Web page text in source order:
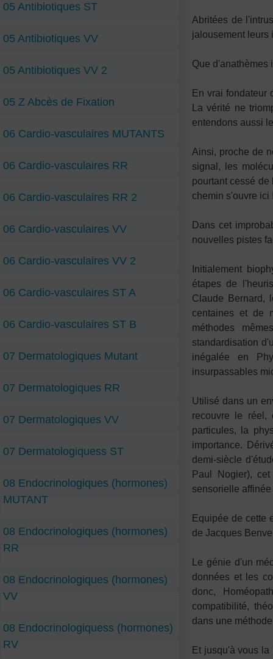
Abritées de
jalousement leurs
Que d'anathèmes
En vrai fondateur
La vérité ne
entendons aussi
Ainsi, proche de
signal, les
pourtant cessé
chemin s'ouvre ici
Dans cet
nouvelles pistes
Initialement
étapes de
Claude Bernard,
centaines et de
méthodes
standardisation
inégalée en
insurpassables
Utilisé dans un
recouvre le réel,
particules, la
importance.
demi-siècle
Paul Nogier),
sensorielle
Equipée de cette
de Jacques
Le génie d'un
données et les
donc,
compatibilité,
dans une
Et jusqu'à vous
05 Antibiotiques ST
05 Antibiotiques VV
05 Antibiotiques VV 2
05 Z Abcès de Fixation
06 Cardio-vasculaires MUTANTS
06 Cardio-vasculaires RR
06 Cardio-vasculaires RR 2
06 Cardio-vasculaires VV
06 Cardio-vasculaires VV 2
06 Cardio-vasculaires ST A
06 Cardio-vasculaires ST B
07 Dermatologiques Mutant
07 Dermatologiques RR
07 Dermatologiques VV
07 Dermatologiquess ST
08 Endocrinologiques (hormones)
MUTANT
08 Endocrinologiques (hormones)
RR
08 Endocrinologiques (hormones)
VV
08 Endocrinologiquess (hormones)
RV